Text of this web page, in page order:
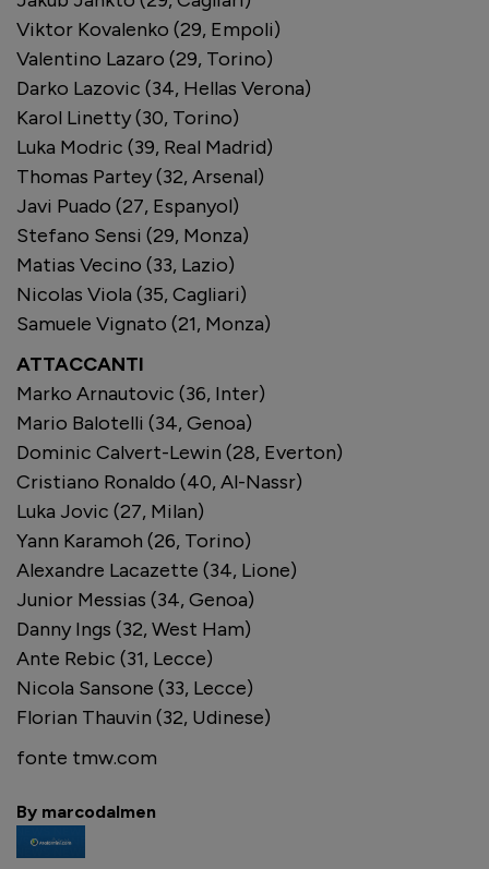
Viktor Kovalenko (29, Empoli)
Valentino Lazaro (29, Torino)
Darko Lazovic (34, Hellas Verona)
Karol Linetty (30, Torino)
Luka Modric (39, Real Madrid)
Thomas Partey (32, Arsenal)
Javi Puado (27, Espanyol)
Stefano Sensi (29, Monza)
Matias Vecino (33, Lazio)
Nicolas Viola (35, Cagliari)
Samuele Vignato (21, Monza)
ATTACCANTI
Marko Arnautovic (36, Inter)
Mario Balotelli (34, Genoa)
Dominic Calvert-Lewin (28, Everton)
Cristiano Ronaldo (40, Al-Nassr)
Luka Jovic (27, Milan)
Yann Karamoh (26, Torino)
Alexandre Lacazette (34, Lione)
Junior Messias (34, Genoa)
Danny Ings (32, West Ham)
Ante Rebic (31, Lecce)
Nicola Sansone (33, Lecce)
Florian Thauvin (32, Udinese)
fonte tmw.com
By marcodalmen